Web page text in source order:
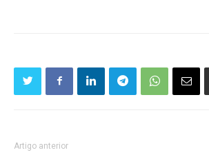
Artigo anterior